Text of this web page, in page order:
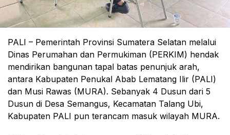
‎PALI – Pemerintah Provinsi Sumatera Selatan melalui
Dinas Perumahan dan Permukiman (PERKIM) hendak
mendirikan bangunan tapal batas penunjuk arah,
antara Kabupaten Penukal Abab Lematang Ilir (PALI)
dan Musi Rawas (MURA). Sebanyak 4 Dusun dari 5
Dusun di Desa Semangus, Kecamatan Talang Ubi,
Kabupaten PALI pun terancam masuk wilayah MURA.